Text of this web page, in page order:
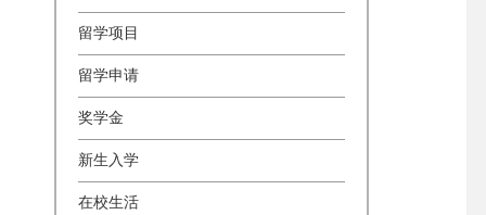
留学项目
留学申请
奖学金
新生入学
在校生活